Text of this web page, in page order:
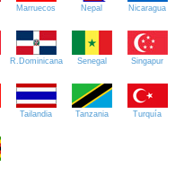
Marruecos Nepal Nicaragua
R.Dominicana Senegal Singapur
Tailandia Tanzania Turquía